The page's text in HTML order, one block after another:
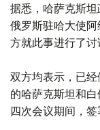
据悉，哈萨克斯
俄罗斯驻哈大使
方就此事进行了讨
双方均表示，已
的哈萨克斯坦和
四次会议期间，